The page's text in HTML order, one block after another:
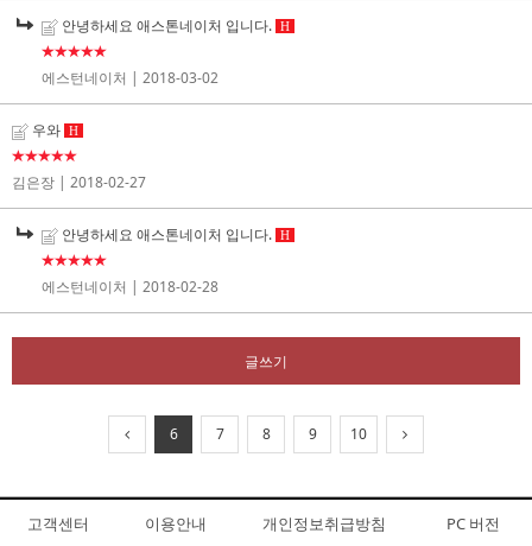
안녕하세요 애스톤네이처 입니다. H
★★★★★
에스턴네이처 | 2018-03-02
우와 H
★★★★★
김은장 | 2018-02-27
안녕하세요 애스톤네이처 입니다. H
★★★★★
에스턴네이처 | 2018-02-28
글쓰기
6 7 8 9 10
고객센터 이용안내 개인정보취급방침 PC 버전